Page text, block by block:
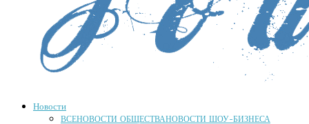
Новости
ВСЕНОВОСТИ ОБЩЕСТВАНОВОСТИ ШОУ-БИЗНЕСА